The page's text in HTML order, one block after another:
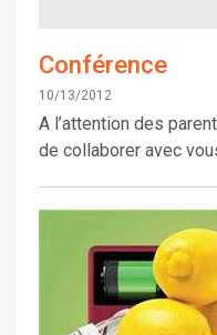
Conférence
10/13/2012
A l’attention des
de collaborer avec